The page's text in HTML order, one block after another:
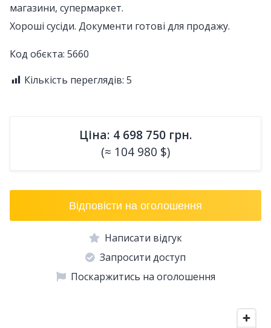
магазини, супермаркет.
Хороші сусіди. Документи готові для продажу.
Код обєкта: 5660
Кількість переглядів: 5
Ціна: 4 698 750 грн.
(≈ 104 980 $)
Відповісти на оголошення
Написати відгук
Запросити доступ
Поскаржитись на оголошення